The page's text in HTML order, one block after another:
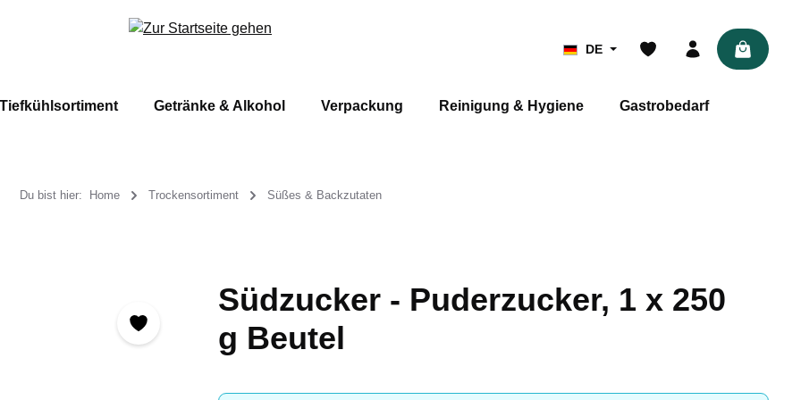
DE
Tiefkühlsortiment Getränke & Alkohol Verpackung Reinigung & Hygiene Gastrobedarf
Du bist hier: Home Trockensortiment Süßes & Backzutaten
Südzucker - Puderzucker, 1 x 250
g Beutel